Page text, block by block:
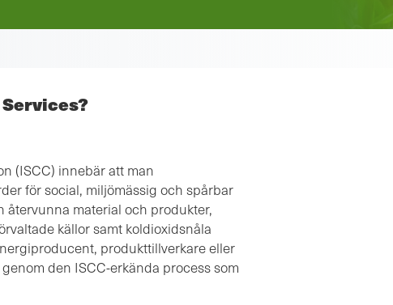
(ISCC) innebär att man
för social, miljömässig och spårbar
material och produkter,
källor samt koldioxidsnåla
produkttillverkare eller
den ISCC-erkända process som
ISCC Corsia-broschyr